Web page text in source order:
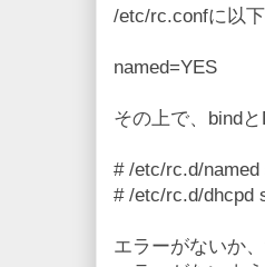
/etc/rc.confに以
named=YES
その上で、bindと
# /etc/rc.d/named
# /etc/rc.d/dhcpd
エラーがないか